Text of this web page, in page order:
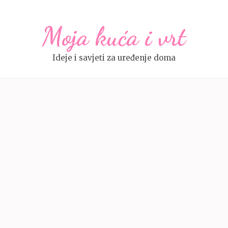
Moja kuća i vrt
Ideje i savjeti za uređenje doma